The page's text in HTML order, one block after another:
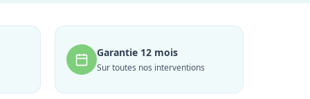
Garantie 12 mois
Sur toutes nos interventions